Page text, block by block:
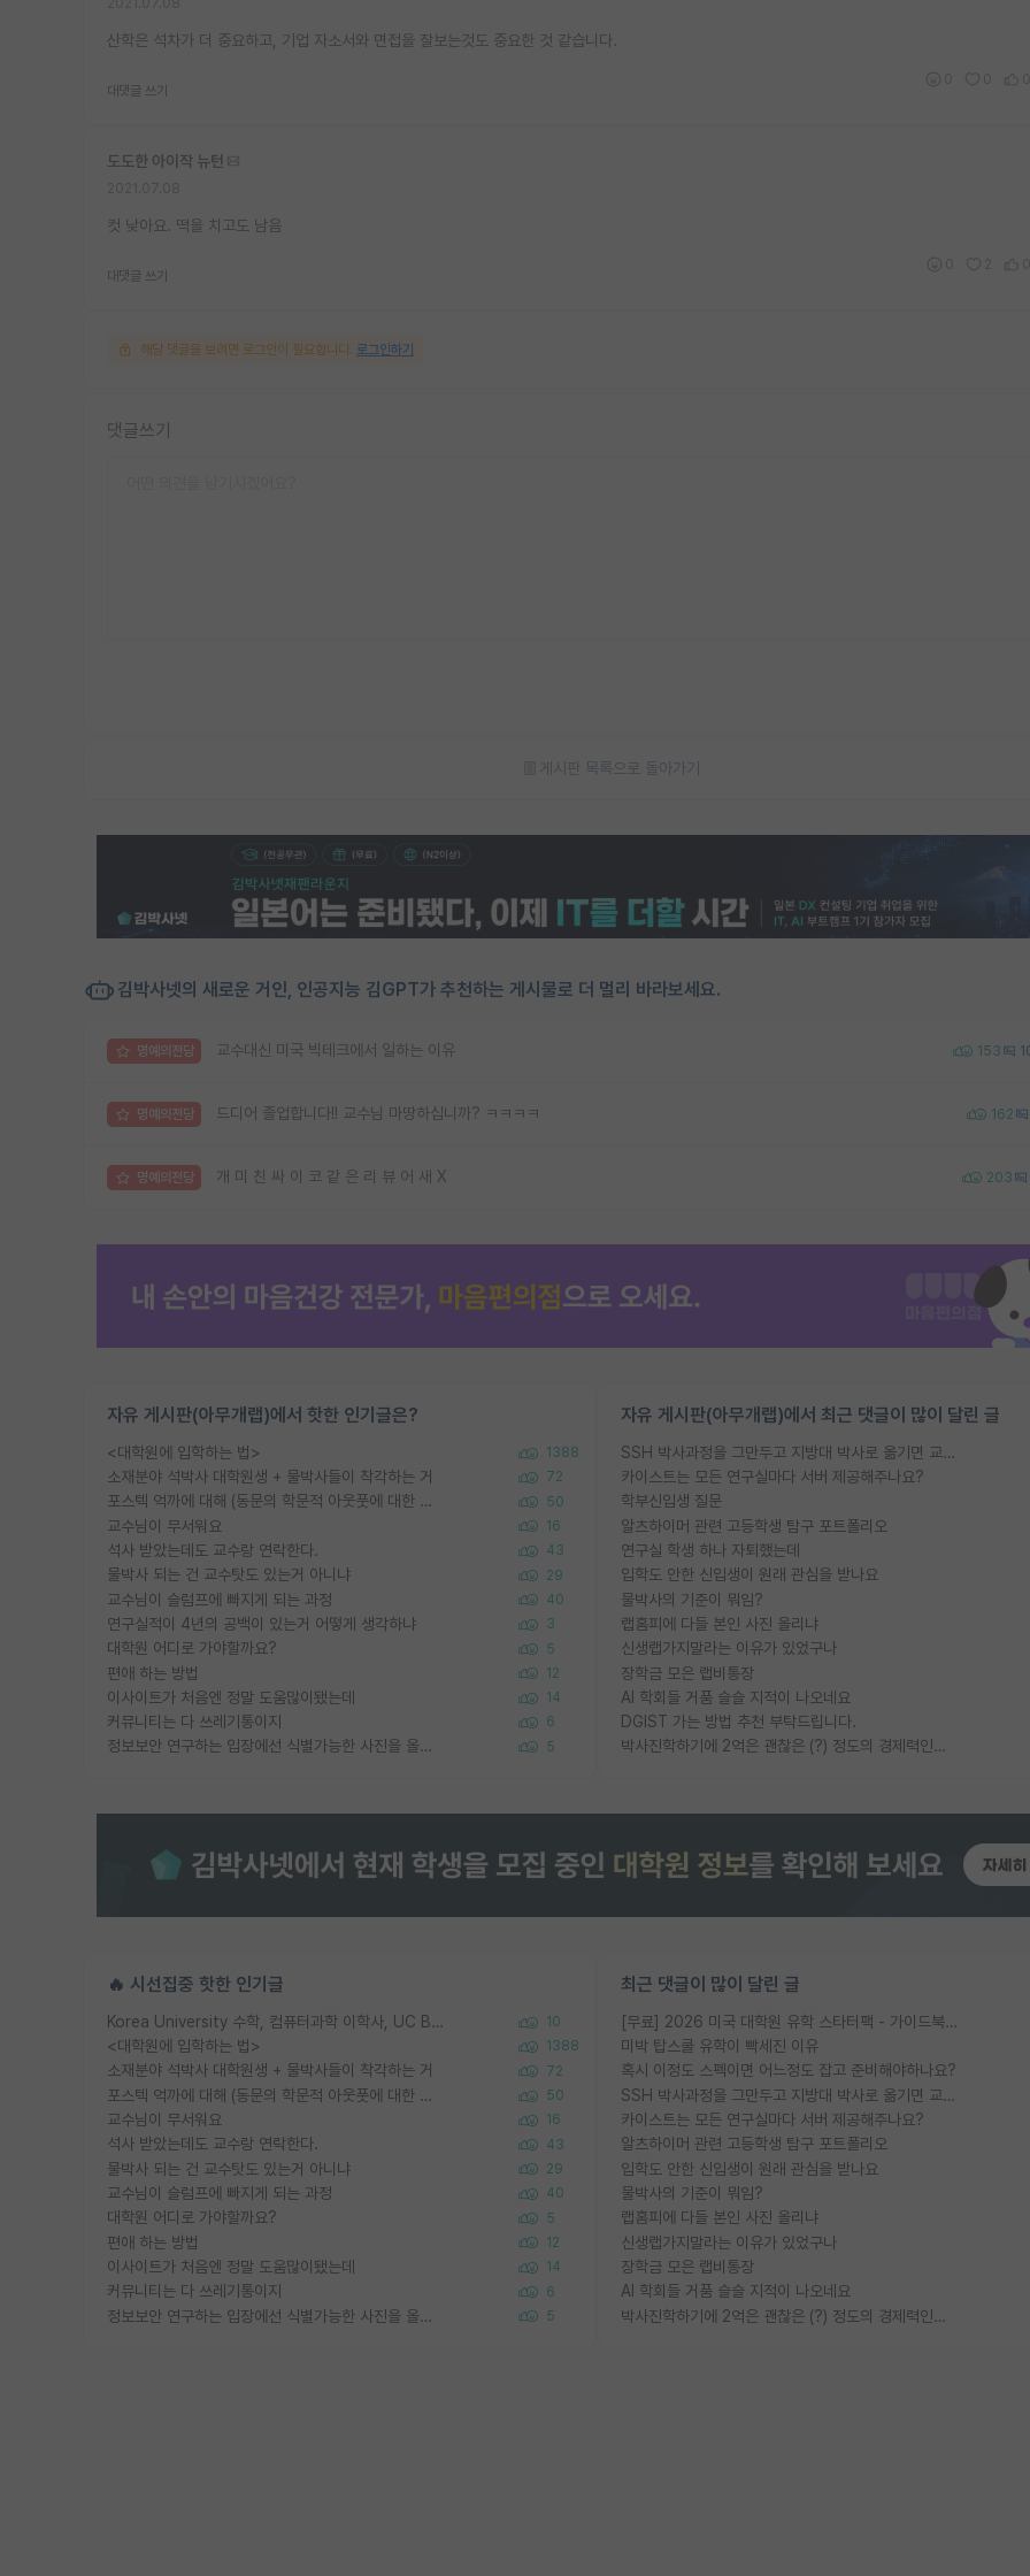
산학은 석차가 더 중요하고, 기업 자소서와 면접을 잘보는것도 중요한 것 같습니다.
대댓글 쓰기
도도한 아이작 뉴턴
컷 낮아요. 떡을 치고도 남음
대댓글 쓰기
해당 댓글을 보려면 로그인이 필요합니다. 로그인하기
댓글쓰기
게시판 목록으로 돌아가기
김박사넷의 새로운 거인, 인공지능 김GPT가 추천하는 게시물로 더 멀리 바라보세요.
명예의전당 교수대신 미국 빅테크에서 일하는 이유 153
명예의전당 드디어 졸업합니다!! 교수님 마땅하십니까? ㅋㅋㅋㅋ 162
명예의전당 개 미 친 싸 이 코 같 은 리 뷰 어 새 X 203
자유 게시판(아무개랩)에서 핫한 인기글은?
<대학원에 입학하는 법> 1388
소재분야 석박사 대학원생 + 물박사들이 착각하는 거 72
포스텍 억까에 대해 (동문의 학문적 아웃풋에 대한 반박) 50
교수님이 무서워요 16
석사 받았는데도 교수랑 연락한다. 43
물박사 되는 건 교수탓도 있는거 아니냐 29
교수님이 슬럼프에 빠지게 되는 과정 40
연구실적이 4년의 공백이 있는거 어떻게 생각하냐 3
대학원 어디로 가야할까요? 5
편애 하는 방법 12
이사이트가 처음엔 정말 도움많이됐는데 14
커뮤니티는 다 쓰레기통이지 6
정보보안 연구하는 입장에선 식별가능한 사진을 올리는건 비추이긴함 5
자유 게시판(아무개랩)에서 최근 댓글이 많이 달린 글
SSH 박사과정을 그만두고 지방대 박사로 옮기면 교수의 꿈은 끝일까요?
카이스트는 모든 연구실마다 서버 제공해주나요?
학부신입생 질문
알츠하이머 관련 고등학생 탐구 포트폴리오
연구실 학생 하나 자퇴했는데
입학도 안한 신입생이 원래 관심을 받나요
물박사의 기준이 뭐임?
랩홈피에 다들 본인 사진 올리냐
신생랩가지말라는 이유가 있었구나
장학금 모은 랩비통장
AI 학회들 거품 슬슬 지적이 나오네요
DGIST 가는 방법 추천 부탁드립니다.
박사진학하기에 2억은 괜찮은 (?) 정도의 경제력인가요
🔥 시선집중 핫한 인기글
Korea University 수학, 컴퓨터과학 이학사, UC Berkeley 산업공학 대학원 공학박사가 되는 것은 쉽지 않겠죠? 10
<대학원에 입학하는 법> 1388
소재분야 석박사 대학원생 + 물박사들이 착각하는 거 72
포스텍 억까에 대해 (동문의 학문적 아웃풋에 대한 반박) 50
교수님이 무서워요 16
석사 받았는데도 교수랑 연락한다. 43
물박사 되는 건 교수탓도 있는거 아니냐 29
교수님이 슬럼프에 빠지게 되는 과정 40
대학원 어디로 가야할까요? 5
편애 하는 방법 12
이사이트가 처음엔 정말 도움많이됐는데 14
커뮤니티는 다 쓰레기통이지 6
정보보안 연구하는 입장에선 식별가능한 사진을 올리는건 비추이긴함 5
최근 댓글이 많이 달린 글
[무료] 2026 미국 대학원 유학 스타터팩 - 가이드북 & 합격자 컨택메일 템플릿
미박 탑스쿨 유학이 빡세진 이유
혹시 이정도 스펙이면 어느정도 잡고 준비해야하나요?
SSH 박사과정을 그만두고 지방대 박사로 옮기면 교수의 꿈은 끝일까요?
카이스트는 모든 연구실마다 서버 제공해주나요?
알츠하이머 관련 고등학생 탐구 포트폴리오
입학도 안한 신입생이 원래 관심을 받나요
물박사의 기준이 뭐임?
랩홈피에 다들 본인 사진 올리냐
신생랩가지말라는 이유가 있었구나
장학금 모은 랩비통장
AI 학회들 거품 슬슬 지적이 나오네요
박사진학하기에 2억은 괜찮은 (?) 정도의 경제력인가요